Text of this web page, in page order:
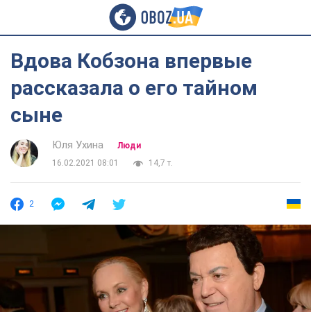
Вдова Кобзона впервые
рассказала о его тайном
сыне
Юля Ухина
Люди
16.02.2021 08:01
14,7 т.
2